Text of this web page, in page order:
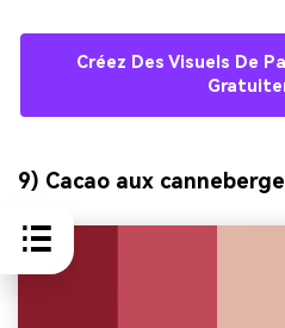
Créez Des Visuels De
9) Cacao aux